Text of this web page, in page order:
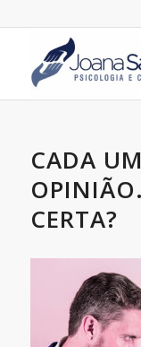
CADA
CERTA?